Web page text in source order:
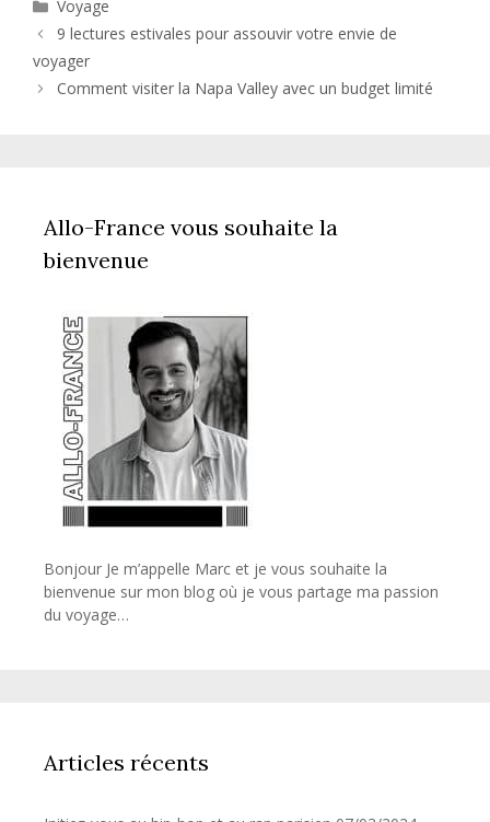
Voyage
9 lectures estivales pour assouvir votre envie de
voyager
Comment visiter la Napa Valley avec un budget limité
Allo-France vous souhaite la
bienvenue
Bonjour Je m’appelle Marc et je vous souhaite la
bienvenue sur mon blog où je vous partage ma passion
du voyage…
Articles récents